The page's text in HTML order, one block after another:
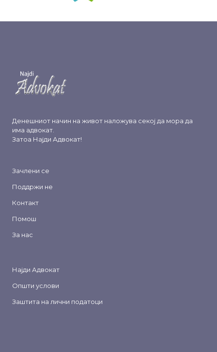
Денешниот начин на живот наложува секој да мора да
има адвокат.
Затоа Најди Адвокат!
Зачлени се
Поддржи не
Контакт
Помош
За нас
Најди Адвокат
Општи услови
Заштита на лични податоци